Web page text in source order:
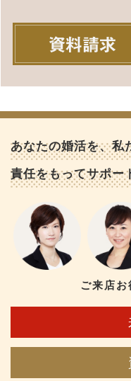
あなたの婚活を、私
責任をもってサポー
ご来店お